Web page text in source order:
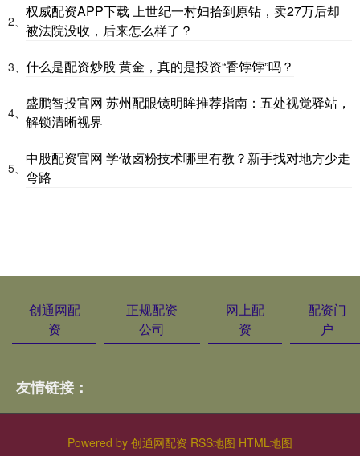
2、
权威配资APP下载 上世纪一村妇拾到原钻，卖27万后却
被法院没收，后来怎么样了？
3、 什么是配资炒股 黄金，真的是投资“香饽饽”吗？
4、
盛鹏智投官网 苏州配眼镜明眸推荐指南：五处视觉驿站，
解锁清晰视界
5、
中股配资官网 学做卤粉技术哪里有教？新手找对地方少走
弯路
创通网配
资
正规配资
公司
网上配
资
配资门
户
友情链接：
Powered by 创通网配资 RSS地图 HTML地图